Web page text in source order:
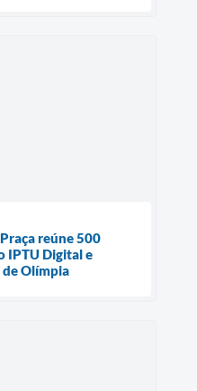
reúne 500
IPTU Digital e
Olímpia